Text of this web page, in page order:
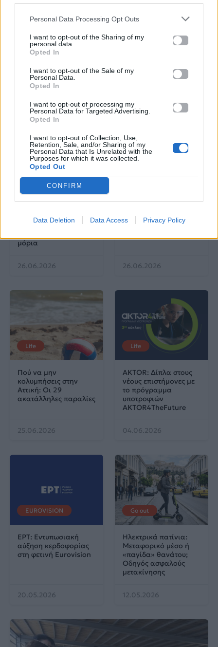
Personal Data Processing Opt Outs
I want to opt-out of the Sharing of my
personal data.
Opted In
I want to opt-out of the Sale of my
Personal Data.
Opted In
I want to opt-out of processing my
Personal Data for Targeted Advertising.
Opted In
I want to opt-out of Collection, Use,
Retention, Sale, and/or Sharing of my
Personal Data that Is Unrelated with the
Purposes for which it was collected.
Opted Out
CONFIRM
Data Deletion Data Access Privacy Policy
με επιφυλάξεις – Ποιες
παραλίες έχουν
χαρακτηριστεί
04.07.2026
«Will you marry me?»
που έχουμε δει ποτέ –
Empire State Building
News
Πανελλαδικές 2026:
βαθμολογιών η
Λαρισαία Ιωάννα
μόρια
26.06.2026
Μία κάρτα για όλες τις
26.06.2026
Life
Πού να μην
κολυμπήσεις στην
Αττική: Οι 29
ακατάλληλες παραλίες
25.06.2026
Life
AKTOR: Δίπλα στους
νέους επιστήμονες με
το πρόγραμμα
υποτροφιών
AKTOR4TheFuture
04.06.2026
EUROVISION
ΕΡΤ: Εντυπωσιακή
αύξηση κερδοφορίας
στη φετινή Eurovision
20.05.2026
Go out
Ηλεκτρικά πατίνια:
Μεταφορικό μέσο ή
«παγίδα» θανάτου;
Οδηγός ασφαλούς
μετακίνησης
12.05.2026